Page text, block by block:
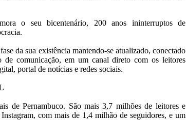
o seu bicentenário, 200 anos ininterruptos de
da sua existência mantendo-se atualizado, conectado
de comunicação, em um canal direto com os leitores
portal de notícias e redes sociais.
de Pernambuco. São mais 3,7 milhões de leitores e
com mais de 1,4 milhão de seguidores, e um